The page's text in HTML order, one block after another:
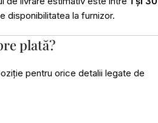
disponibilitatea la furnizor.
plată?
pentru orice detalii legate de